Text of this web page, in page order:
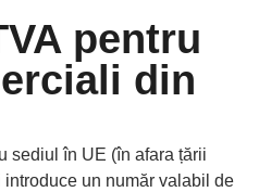
pentru
din
sediul în UE (în afara țării
un număr valabil de